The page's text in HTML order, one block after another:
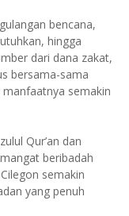
bencana,
hingga
dari dana zakat,
bersama-sama
semakin
Qur’an dan
beribadah
semakin
yang penuh